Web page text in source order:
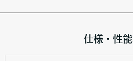
仕様・性能